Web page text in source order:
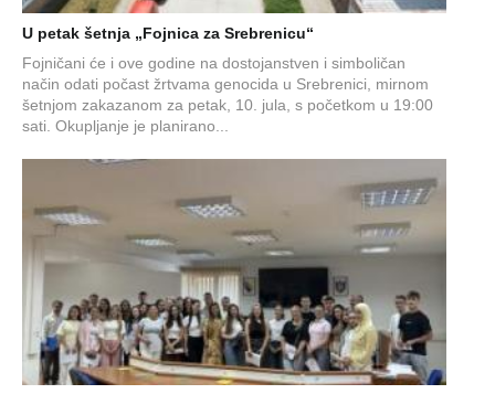
U petak šetnja „Fojnica za Srebrenicu“
Fojničani će i ove godine na dostojanstven i simboličan
način odati počast žrtvama genocida u Srebrenici, mirnom
šetnjom zakazanom za petak, 10. jula, s početkom u 19:00
sati. Okupljanje je planirano...